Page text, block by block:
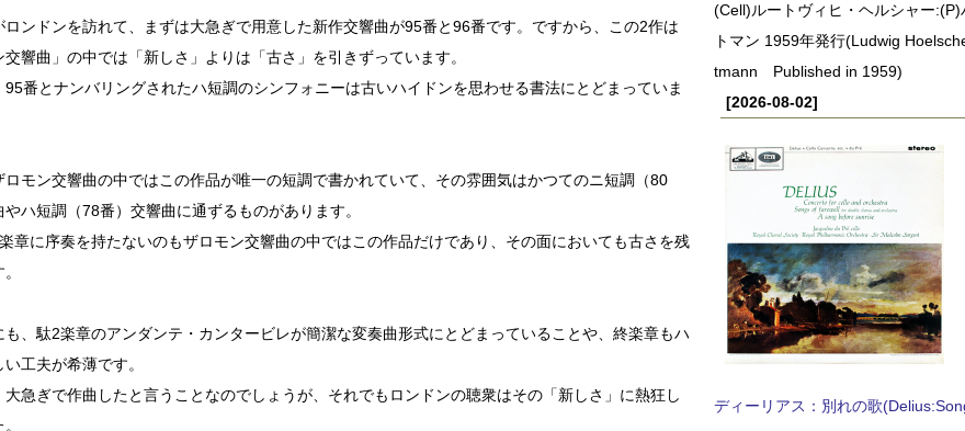
ロンドンを訪れて、まずは大急ぎで用意した新作交響曲が95番と96番です。ですから、この2作は
交響曲」の中では「新しさ」よりは「古さ」を引きずっています。
95番とナンバリングされたハ短調のシンフォニーは古いハイドンを思わせる書法にとどまっていま
ロモン交響曲の中ではこの作品が唯一の短調で書かれていて、その雰囲気はかつてのニ短調（80
ハ短調（78番）交響曲に通ずるものがあります。
章に序奏を持たないのもザロモン交響曲の中ではこの作品だけであり、その面においても古さを残
も、駄2楽章のアンダンテ・カンタービレが簡潔な変奏曲形式にとどまっていることや、終楽章もハ
工夫が希薄です。
大急ぎで作曲したと言うことなのでしょうが、それでもロンドンの聴衆はその「新しさ」に熱狂し
(Cell)ルートヴィヒ・ヘルシャー
トマン 1959年発行(Ludwig
tmann Published in 1959)
[2026-08-02]
ディーリアス：別れの歌